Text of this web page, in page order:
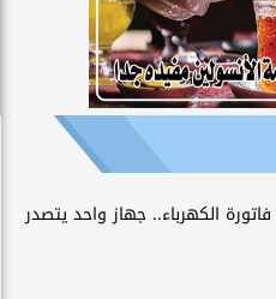
الكهرباء.. جهاز واحد يتصدر